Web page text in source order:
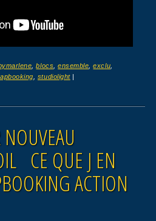
,blocs ,ensemble ,exclu
studiolight |
CE QUE J EN
ACTION